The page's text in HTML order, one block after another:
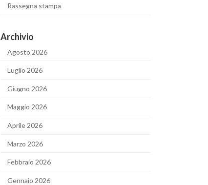
Rassegna stampa
Archivio
Agosto 2026
Luglio 2026
Giugno 2026
Maggio 2026
Aprile 2026
Marzo 2026
Febbraio 2026
Gennaio 2026